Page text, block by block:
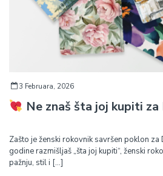
3 Februara, 2026
Ne znaš šta joj kupiti
Zašto je ženski rokovnik savršen poklon
godine razmišljaš „šta joj kupiti“, ženski
pažnju, stil i [...]